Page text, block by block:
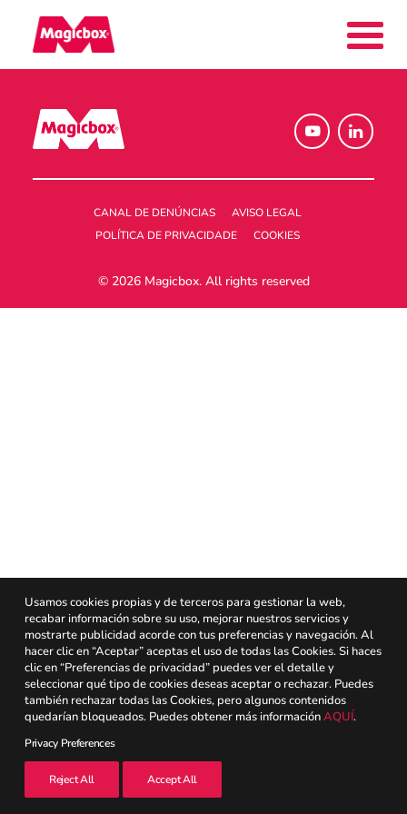
As nossas marcas
Quem somos
© 2026 Magicbox. All rights reserved
CANAL DE DENÚNCIAS
AVISO LEGAL
POLÍTICA DE PRIVACIDADE
COOKIES
Usamos cookies propias y de terceros para gestionar la web,
recabar información sobre su uso, mejorar nuestros servicios y
mostrarte publicidad acorde con tus preferencias y navegación. Al
hacer clic en “Aceptar” aceptas el uso de todas las Cookies. Si haces
clic en “Preferencias de privacidad” puedes ver el detalle y
seleccionar qué tipo de cookies deseas aceptar o rechazar. Puedes
también rechazar todas las Cookies, pero algunos contenidos
quedarían bloqueados. Puedes obtener más informaciónAQUÍ.
Privacy Preferences
Reject All Accept All